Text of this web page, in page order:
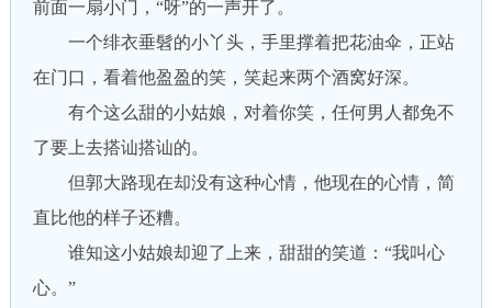
前面一扇小门，“呀”的一声开了。
一个绯衣垂髫的小丫头，手里撑着把花油伞，正站
在门口，看着他盈盈的笑，笑起来两个酒窝好深。
有个这么甜的小姑娘，对着你笑，任何男人都免不
了要上去搭讪搭讪的。
但郭大路现在却没有这种心情，他现在的心情，简
直比他的样子还糟。
谁知这小姑娘却迎了上来，甜甜的笑道：“我叫心
心。”